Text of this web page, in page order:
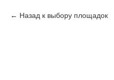
Назад к выбору площадок